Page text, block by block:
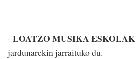
- LOATZO MUSIKA ESKOLAK
jardunarekin jarraituko du.